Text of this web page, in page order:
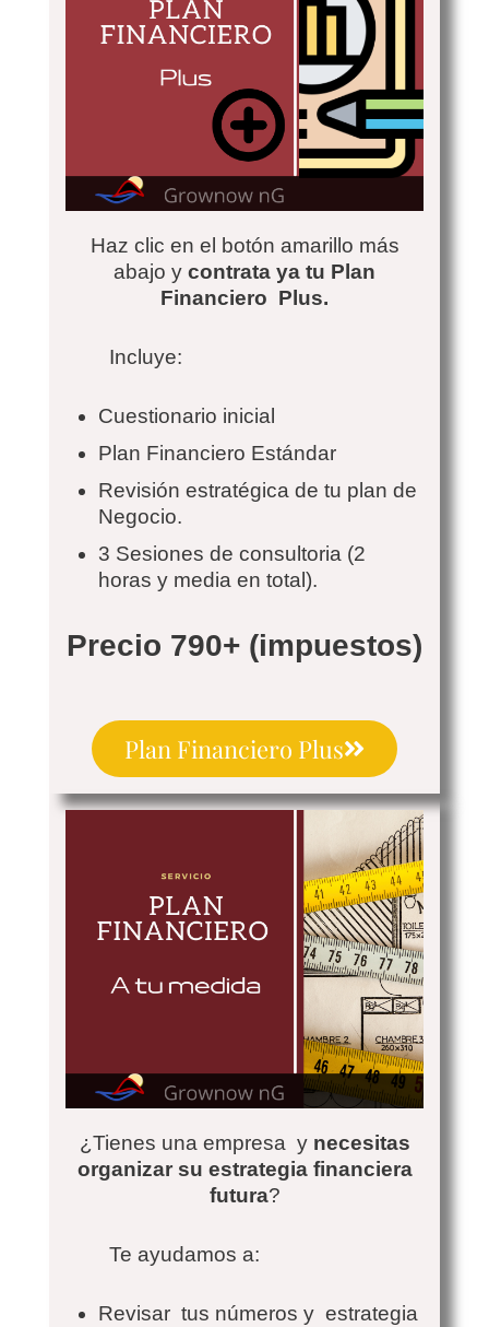
Haz clic en el botón amarillo más
abajo y contrata ya tu Plan
Financiero Plus.
Incluye:
Cuestionario inicial
Plan Financiero Estándar
Revisión estratégica de tu plan de
Negocio.
3 Sesiones de consultoria (2
horas y media en total).
Precio 790+ (impuestos)
Plan Financiero Plus
¿Tienes una empresa y necesitas
organizar su estrategia financiera
futura?
Te ayudamos a:
Revisar tus números y estrategia